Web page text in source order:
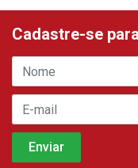
Cadastre-se